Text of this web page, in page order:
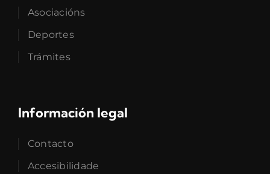
Asociacións
Deportes
Trámites
Información legal
Contacto
Accesibilidade